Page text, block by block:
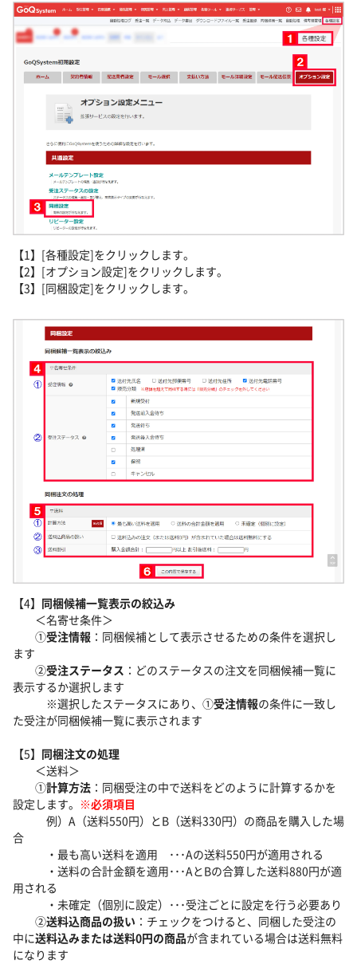
【1】[各種設定]をクリックします。
【2】[オプション設定]をクリックします。
【3】[同梱設定]をクリックします。
【4】 同梱候補一覧表示の絞込み
＜名寄せ条件＞
①受注情報 ：同梱候補として表示させるための条件を選択し
ます
②受注ステータス ：どのステータスの注文を同梱候補一覧に
表示するか選択します
※選択したステータスにあり、①受注情報の条件に一致し
た受注が同梱候補一覧に表示されます
【5】 同梱注文の処理
＜送料＞
①計算方法 ：同梱受注の中で送料をどのように計算するかを
設定します。 ※必須項目
例）A（送料550円）とB（送料330円）の商品を購入した場
合
・最も高い送料を適用 ･･･Aの送料550円が適用される
・送料の合計金額を適用･･･AとBの合算した送料880円が適
用される
・未確定（個別に設定）･･･受注ごとに設定を行う必要あり
②送料込商品の扱い ：チェックをつけると、同梱した受注の
中に送料込みまたは送料0円の商品が含まれている場合は送料無料
になります